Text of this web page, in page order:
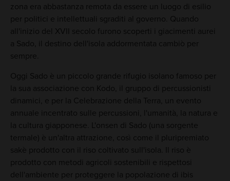
zona era abbastanza remota da essere un luogo di esilio
per politici e intellettuali sgraditi al governo. Quando
all'inizio del XVII secolo furono scoperti i giacimenti aurei
a Sado, il destino dell'isola addormentata cambiò per
sempre.
Oggi Sado è un piccolo grande rifugio isolano famoso per
la sua associazione con Kodo, il gruppo di percussionisti
dinamici, e per la Celebrazione della Terra, un evento
annuale incentrato sulle percussioni, l'umanità, la natura e
la cultura giapponese. L'onsen di Sado (una sorgente
termale) è un'altra attrazione, così come il pluripremiato
sakè prodotto con il riso coltivato sull'isola. Il riso è
prodotto con metodi agricoli sostenibili e rispettosi
dell'ambiente per proteggere la popolazione di ibis